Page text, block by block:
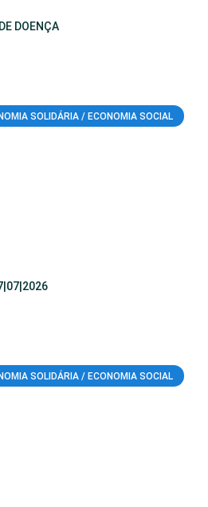
DOENÇA
SOLIDÁRIA / ECONOMIA SOCIAL
SOLIDÁRIA / ECONOMIA SOCIAL